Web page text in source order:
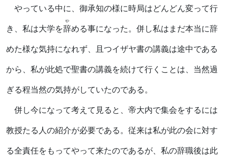
やっている中に、御承知の様に時局はどんどん変って行
き、私は大学を辞
や
める事になった。併し私はまだ本当に辞
めた様な気持になれず、且つイザヤ書の講義は途中である
から、私が此処で聖書の講義を続けて行くことは、当然過
ぎる程当然の気持がしていたのである。
併し今になって考えて見ると、帝大内で集会をするには
教授たる人の紹介が必要である。従来は私が此の会に対す
る全責任をもってやって来たのであるが、私の辞職後は此